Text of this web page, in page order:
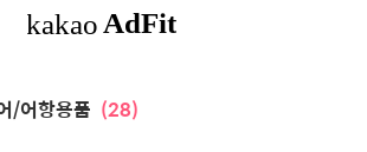
/어항용품 (28)